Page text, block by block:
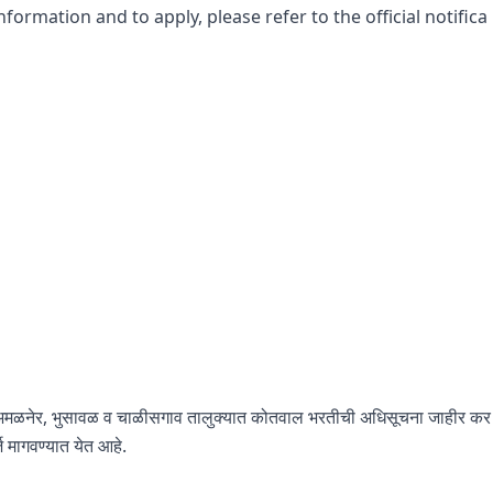
and to apply, please refer to the official notifica
भुसावळ व चाळीसगाव तालुक्यात कोतवाल भरतीची अधिसूचना जाहीर कर
मागवण्यात येत आहे.